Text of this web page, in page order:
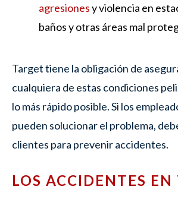
agresionesy violencia en
baños y otras áreas mal
Target tiene la obligación de
cualquiera de estas condiciones
lo más rápido posible. Si los
pueden solucionar el problema,
clientes para prevenir accidentes.
LOS ACCIDENTES